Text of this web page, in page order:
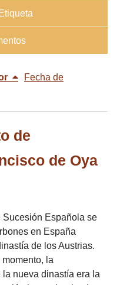
Fecha de
de
de Oya
Sucesión Española se
en España
de los Austrias.
la
nueva dinastía era la